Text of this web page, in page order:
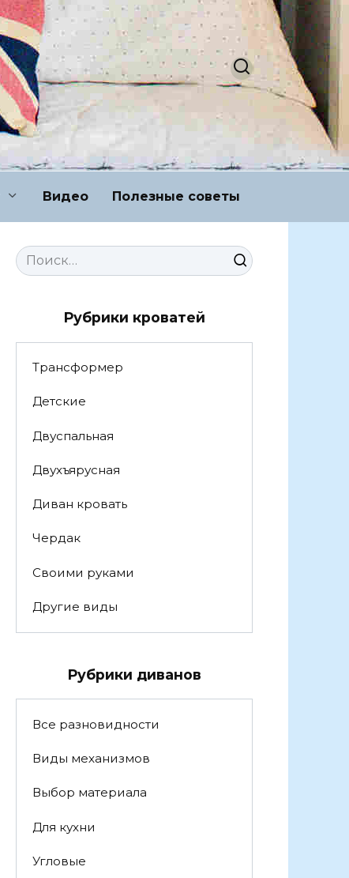
Видео Полезные советы
Search
for:
Рубрики кроватей
Трансформер
Детские
Двуспальная
Двухъярусная
Диван кровать
Чердак
Своими руками
Другие виды
Рубрики диванов
Все разновидности
Виды механизмов
Выбор материала
Для кухни
Угловые